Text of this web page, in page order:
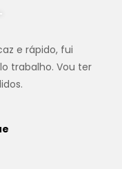
e rápido, fui
trabalho. Vou ter